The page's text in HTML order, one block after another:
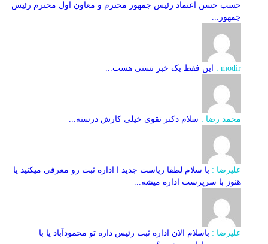
حسب حسن اعتماد رئیس جمهور محترم و معاون اول محترم رئیس
جمهور...
modir : این فقط یک خبر تستی هست...
محمد رضا : سلام دکتر تقوی خیلی کارش درسته...
علیرضا : با سلام لطفا ریاست جدید ا اداره ثبت‌ رو معرفی میکنید یا
هنوز با سرپرست اداره‌ میشه...
علیرضا : باسلام الان اداره ثبت رئیس داره تو محمودآباد یا با